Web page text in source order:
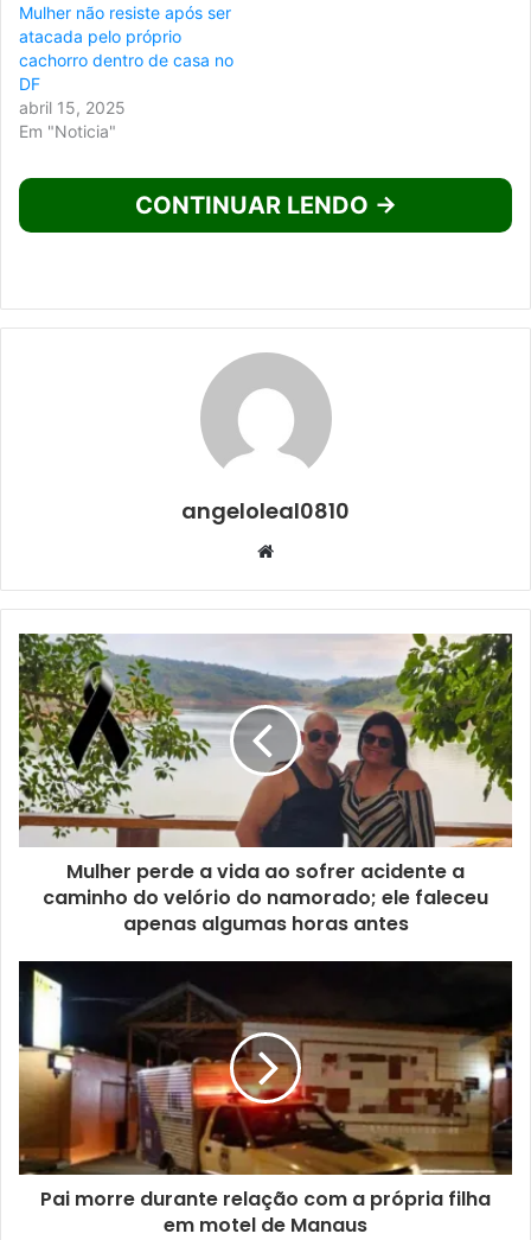
Mulher não resiste após ser
atacada pelo próprio
cachorro dentro de casa no
DF
abril 15, 2025
Em "Noticia"
CONTINUAR LENDO →
angeloleal0810
Website
Mulher perde a vida ao sofrer acidente a
caminho do velório do namorado; ele faleceu
apenas algumas horas antes
Pai morre durante relação com a própria filha
em motel de Manaus